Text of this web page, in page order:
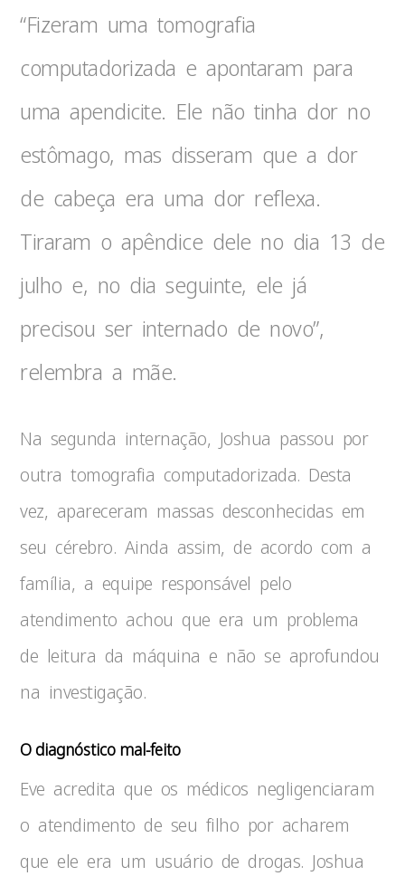
“Fizeram uma tomografia
computadorizada e apontaram para
uma apendicite. Ele não tinha dor no
estômago, mas disseram que a dor
de cabeça era uma dor reflexa.
Tiraram o apêndice dele no dia 13 de
julho e, no dia seguinte, ele já
precisou ser internado de novo”,
relembra a mãe.
Na segunda internação, Joshua passou por
outra tomografia computadorizada. Desta
vez, apareceram massas desconhecidas em
seu cérebro. Ainda assim, de acordo com a
família, a equipe responsável pelo
atendimento achou que era um problema
de leitura da máquina e não se aprofundou
na investigação.
O diagnóstico mal-feito
Eve acredita que os médicos negligenciaram
o atendimento de seu filho por acharem
que ele era um usuário de drogas. Joshua